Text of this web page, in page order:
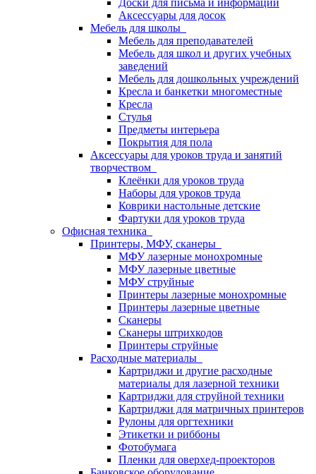
Доски для письма и информации
Аксессуары для досок
Мебель для школы
Мебель для преподавателей
Мебель для школ и других учебных
заведений
Мебель для дошкольных учреждений
Кресла и банкетки многоместные
Кресла
Стулья
Предметы интерьера
Покрытия для пола
Аксессуары для уроков труда и занятий
творчеством
Клеёнки для уроков труда
Наборы для уроков труда
Коврики настольные детские
Фартуки для уроков труда
Офисная техника
Принтеры, МФУ, сканеры
МФУ лазерные монохромные
МФУ лазерные цветные
МФУ струйные
Принтеры лазерные монохромные
Принтеры лазерные цветные
Сканеры
Сканеры штрихкодов
Принтеры струйные
Расходные материалы
Картриджи и другие расходные
материалы для лазерной техники
Картриджи для струйной техники
Картриджи для матричных принтеров
Рулоны для оргтехники
Этикетки и риббоны
Фотобумага
Пленки для оверхед-проекторов